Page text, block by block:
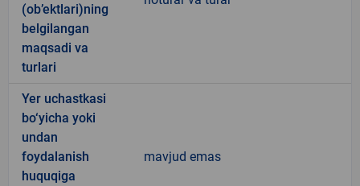
(ob’ektlari)ning
belgilangan
maqsadi va
turlari
Yer uchastkasi
bo‘yicha yoki
undan
foydalanish
huquqiga
mavjud emas